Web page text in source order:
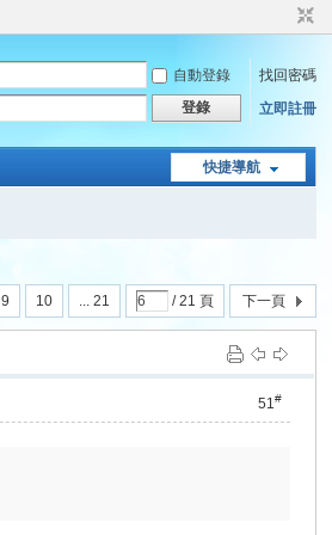
自動登錄
找回密碼
登錄 立即註冊
快捷導航
9 10 ... 21 / 21 頁 下一頁
51#